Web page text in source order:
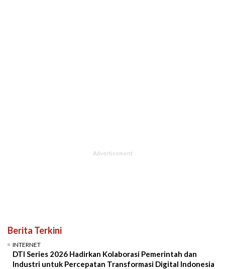
Berita Terkini
INTERNET
DTI Series 2026 Hadirkan Kolaborasi Pemerintah dan
Industri untuk Percepatan Transformasi Digital Indonesia